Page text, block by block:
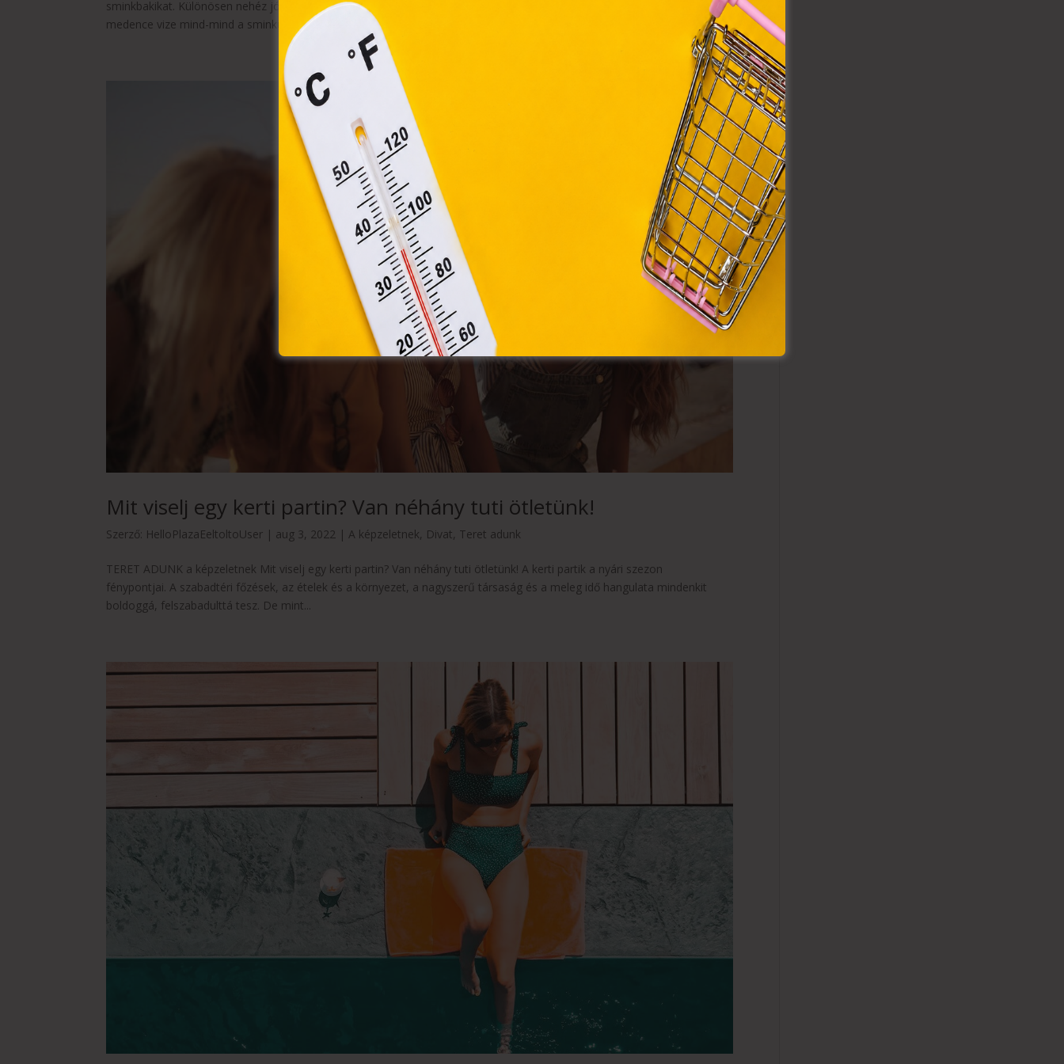
sminkbakikat. Különösen nehéz jó sminket csinálni nyáron, mikor a hőség az ellenségünk lesz, és az izzadság, a por, a
medence vize mind-mind a sminkünk ellen...
Mit viselj egy kerti partin? Van néhány tuti ötletünk!
Szerző: HelloPlazaEeltoltoUser | aug 3, 2022 |A képzeletnek, Divat, Teret adunk
TERET ADUNK a képzeletnek Mit viselj egy kerti partin? Van néhány tuti ötletünk! A kerti partik a nyári szezon
fénypontjai. A szabadtéri főzések, az ételek és a környezet, a nagyszerű társaság és a meleg idő hangulata mindenkit
boldoggá, felszabadulttá tesz. De mint...
törvény, valamint az Európai Unió előírásainak megfelelően használjuk. Azon
weblapoknak, melyek az Európai Unió országain belül működnek, a „sütik"
használatához, és ezeknek a felhasználó számítógépén vagy egyéb
eszközén történő tárolásához a felhasználók hozzájárulását kell kérniük.
Módosítom a beállításokat